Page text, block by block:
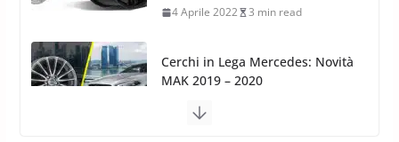
4 Aprile 2022 3 min read
Cerchi in Lega Mercedes: Novità
MAK 2019 – 2020
16 Settembre 2019